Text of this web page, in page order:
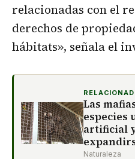
relacionadas con el
derechos de
hábitats», señala el
Las
especies
artificial
Naturaleza